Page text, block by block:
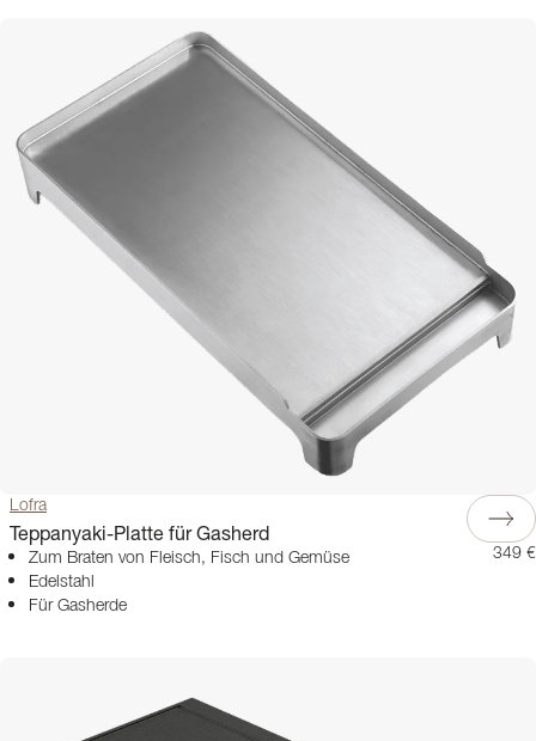
Lofra
Teppanyaki-Platte für Gasherd
Zum Braten von Fleisch, Fisch und Gemüse
Edelstahl
Für Gasherde
349 €